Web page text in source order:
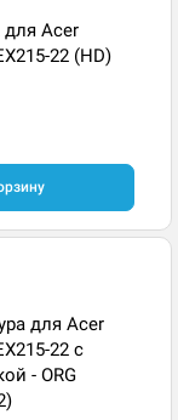
Acer
22 (HD)
для Acer
22 с
- ORG